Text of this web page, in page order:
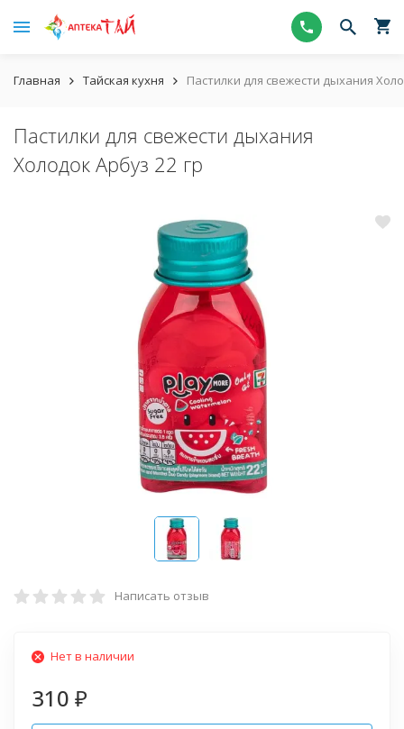
Главная Тайская кухня Пастилки для свежести дыхания
Пастилки для свежести дыхания
Холодок Арбуз 22 гр
Написать отзыв
Нет в наличии
310 ₽